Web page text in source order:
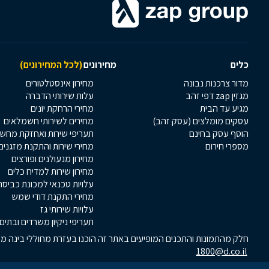
כלים מחירונים(לכל המחירונים)
מדור צרכנות נבונה
מגזין zap דפי זהב
מגיע עד הבית
עסקים מומלצים (עסק זהב)
הוסף עסק בחינם
מספרי חירום
מחירון אינסטלטורים
עלות שירותי הדברה
מחירי הרחקת יונים
מחירים לשירותי חשמלאים
תעריפי שירות ואחזקת
מחירי שירות והתקנת
מחירון מנעולנים ופורצים
מחירון שירות למדיח כלים
עלויות טכנאי למכונת
מחירי התקנת דודי שמש
עלויות שירותי גז
תעריפי ניקיון משרדים
חלק מהתמונות והתכנים המופיעים באתר זה הוכנו בעזרת מחוללי בינה
1800@d.co.il